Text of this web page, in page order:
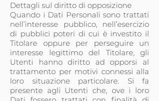
Dettagli sul diritto di opposizione
Quando i Dati Personali sono trattati
nell’interesse pubblico, nell’esercizio
di pubblici poteri di cui è investito il
Titolare oppure per perseguire un
interesse legittimo del Titolare, gli
Utenti hanno diritto ad opporsi al
trattamento per motivi connessi alla
loro situazione particolare. Si fa
presente agli Utenti che, ove i loro